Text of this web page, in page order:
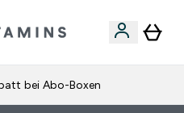
bei Abo-Boxen